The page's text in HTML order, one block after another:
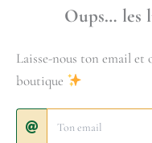
Oups… les
Laisse-nous ton email et
boutique